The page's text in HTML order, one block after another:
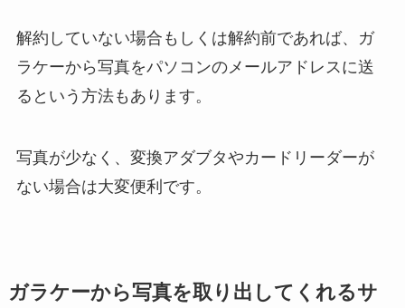
解約していない場合もしくは解約前であれば、
ガ
ラケーから写真をパソコンのメールアドレスに送
るという方法もあります。
写真が少なく、変換アダブタやカードリーダーが
ない場合は大変便利です。
ガラケーから写真を取り出してくれるサ